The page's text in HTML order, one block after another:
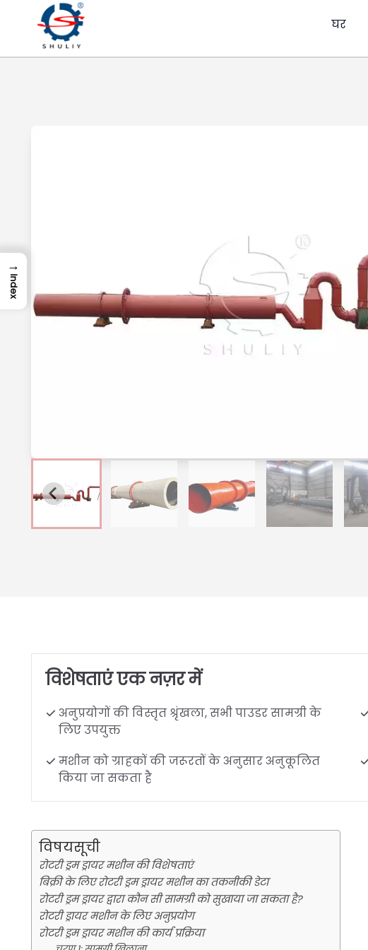
घर
विशेषताएं एक नज़र में
अनुप्रयोगों की विस्तृत श्रृंखला, सभी पाउडर सामग्री के
लिए उपयुक्त
मशीन को ग्राहकों की जरूरतों के अनुसार अनुकूलित
किया जा सकता है
विषयसूची
रोटरी ड्रम ड्रायर मशीन की विशेषताएं
बिक्री के लिए रोटरी ड्रम ड्रायर मशीन का तकनीकी डेटा
रोटरी ड्रम ड्रायर द्वारा कौन सी सामग्री को सुखाया जा सकता है?
रोटरी ड्रायर मशीन के लिए अनुप्रयोग
रोटरी ड्रम ड्रायर मशीन की कार्य प्रक्रिया
→
Index